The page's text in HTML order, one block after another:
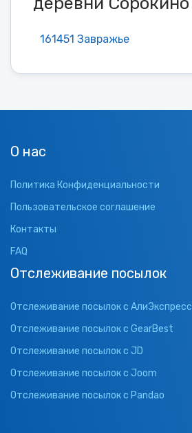
161451 Завражье
О нас
Политика Конфиденциальности
Пользовательское соглашение
Контакты
FAQ
Отслеживание посылок
Отслеживание посылок с АлиЭкспресс
Отслеживание посылок с GearBest
Отслеживание посылок с JD
Отслеживание посылок с Joom
Отслеживание посылок с Pandao